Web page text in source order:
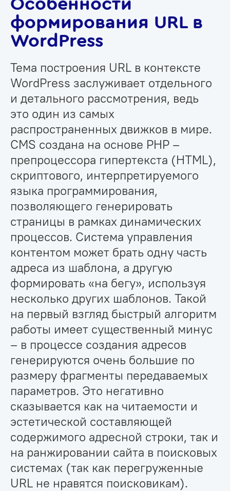
Особенности
формирования URL в
WordPress
Тема построения URL в контексте
WordPress заслуживает отдельного
и детального рассмотрения, ведь
это один из самых
распространенных движков в мире.
CMS создана на основе PHP –
препроцессора гипертекста (HTML),
скриптового, интерпретируемого
языка программирования,
позволяющего генерировать
страницы в рамках динамических
процессов. Система управления
контентом может брать одну часть
адреса из шаблона, а другую
формировать «на бегу», используя
несколько других шаблонов. Такой
на первый взгляд быстрый алгоритм
работы имеет существенный минус
– в процессе создания адресов
генерируются очень большие по
размеру фрагменты передаваемых
параметров. Это негативно
сказывается как на читаемости и
эстетической составляющей
содержимого адресной строки, так и
на ранжировании сайта в поисковых
системах (так как перегруженные
URL не нравятся поисковикам).